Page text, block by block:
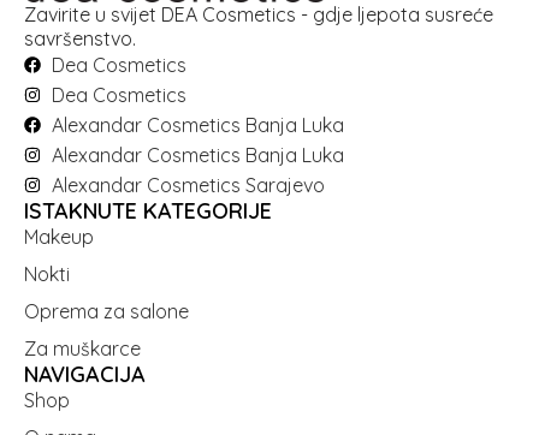
Zavirite u svijet DEA Cosmetics - gdje ljepota susreće
savršenstvo.
Dea Cosmetics
Dea Cosmetics
Alexandar Cosmetics Banja Luka
Alexandar Cosmetics Banja Luka
Alexandar Cosmetics Sarajevo
ISTAKNUTE KATEGORIJE
Makeup
Nokti
Oprema za salone
Za muškarce
NAVIGACIJA
Shop